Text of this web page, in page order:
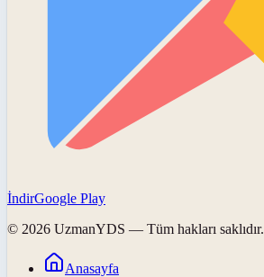
İndirGoogle Play
© 2026 UzmanYDS — Tüm hakları saklıdır.
Anasayfa